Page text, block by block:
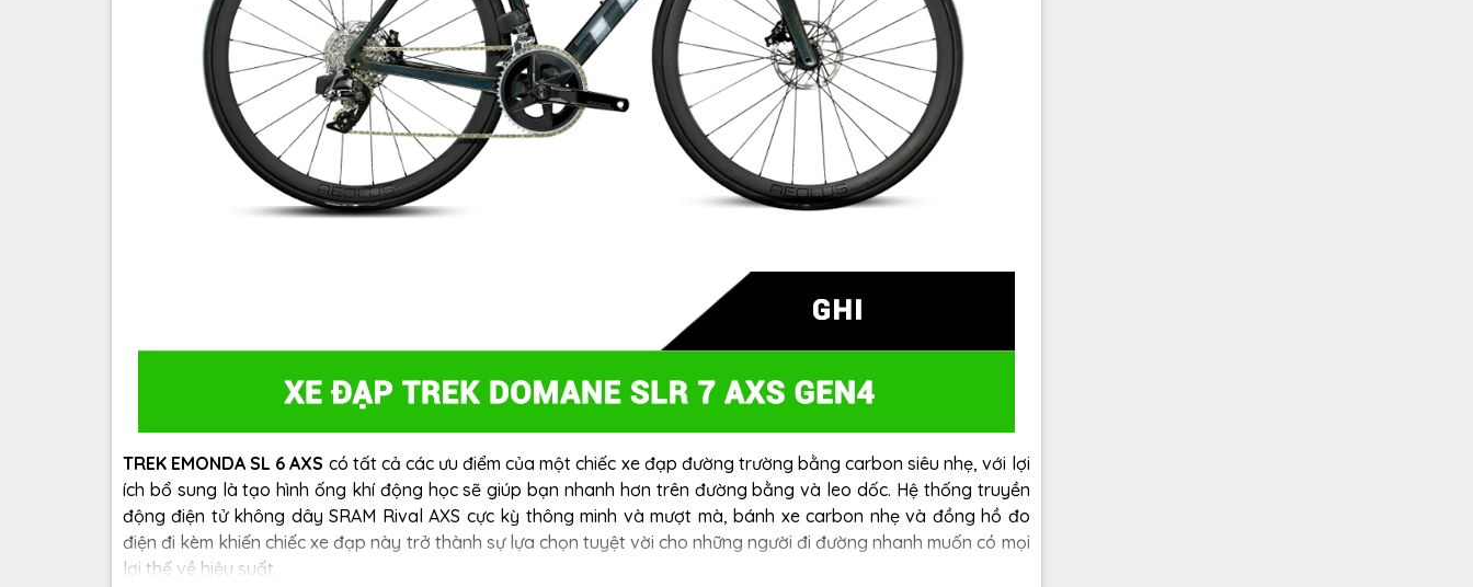
TREK EMONDA SL 6 AXS có tất cả các ưu điểm của một chiếc xe đạp đường trường bằng carbon siêu nhẹ, với lợi
ích bổ sung là tạo hình ống khí động học sẽ giúp bạn nhanh hơn trên đường bằng và leo dốc. Hệ thống truyền
động điện tử không dây SRAM Rival AXS cực kỳ thông minh và mượt mà, bánh xe carbon nhẹ và đồng hồ đo
điện đi kèm khiến chiếc xe đạp này trở thành sự lựa chọn tuyệt vời cho những người đi đường nhanh muốn có mọi
lợi thế về hiệu suất.